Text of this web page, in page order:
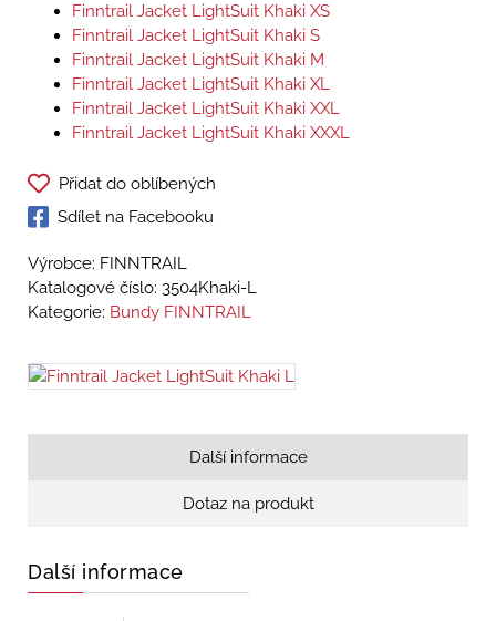
Finntrail Jacket LightSuit Khaki XS
Finntrail Jacket LightSuit Khaki S
Finntrail Jacket LightSuit Khaki M
Finntrail Jacket LightSuit Khaki XL
Finntrail Jacket LightSuit Khaki XXL
Finntrail Jacket LightSuit Khaki XXXL
Přidat do oblíbených
Sdílet na Facebooku
Výrobce: FINNTRAIL
Katalogové číslo: 3504Khaki-L
Kategorie: Bundy FINNTRAIL
Další informace
Dotaz na produkt
Další informace